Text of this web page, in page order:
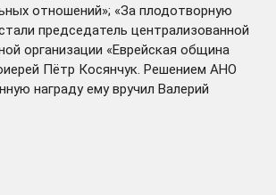
отношений»; «За плодотворную
председатель централизованной
организации «Еврейская община
Пётр Косянчук. Решением АНО
награду ему вручил Валерий